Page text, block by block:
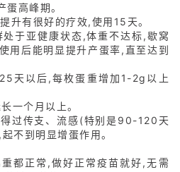
高峰期。
升有很好的疗效,使用15天。
处于亚健康状态,体重不达标,歇窝
用后能明显提升产蛋率,直至达到
天以后,每枚蛋重增加1-2g以上
一个月以上。
过传支、流感(特别是90-120天
不到明显增蛋作用。
都正常,做好正常疫苗就好,无需